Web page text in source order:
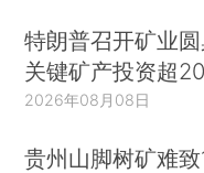
特朗普召开矿业
关键矿产投资超
2026年08月08日
贵州山脚树矿难